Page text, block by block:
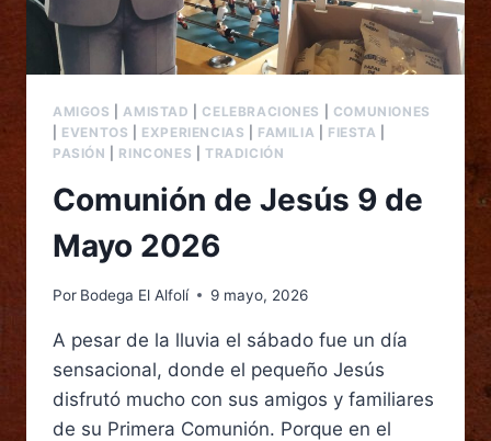
AMIGOS |AMISTAD CELEBRACIONES
COMUNIONES
EVENTOS EXPERIENCIAS FAMILIA FIESTA
PASIÓN
RINCONES TRADICIÓN
Comunión de Jesús 9 de
Mayo 2026
Por Bodega El Alfolí 9 mayo, 2026
A pesar de la lluvia el sábado fue un día
sensacional, donde el pequeño Jesús
disfrutó mucho con sus amigos y familiares
de su Primera Comunión. Porque en el